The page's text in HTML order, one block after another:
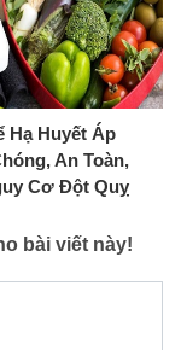
Hạ Huyết Áp
An Toàn,
Cơ Đột Quỵ
bài viết này!